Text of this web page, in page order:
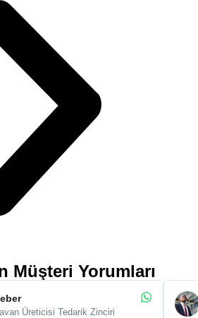
Müşteri Yorumları
Üreticisi Tedarik Zinciri